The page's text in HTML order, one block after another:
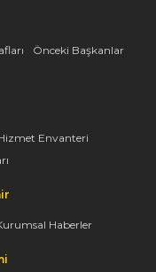
Önceki Başkanlar
Envanteri
Haberler